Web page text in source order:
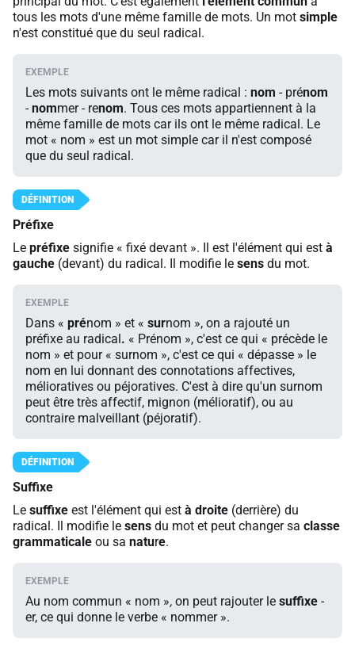
tous les mots d'une même famille de mots. Un mot simple
n'est constitué que du seul radical.
Les mots suivants ont le même radical : nom - prénom
- nommer - renom. Tous ces mots appartiennent à la
même famille de mots car ils ont le même radical. Le
mot « nom » est un mot simple car il n'est composé
que du seul radical.
Préfixe
Le préfixe signifie « fixé devant ». Il est l'élément qui est à
gauche (devant) du radical. Il modifie le sens du mot.
Dans « prénom » et « surnom », on a rajouté un
préfixe au radical. « Prénom », c'est ce qui « précède le
nom » et pour « surnom », c'est ce qui « dépasse » le
nom en lui donnant des connotations affectives,
mélioratives ou péjoratives. C'est à dire qu'un surnom
peut être très affectif, mignon (mélioratif), ou au
contraire malveillant (péjoratif).
Suffixe
Le suffixe est l'élément qui est à droite (derrière) du
radical. Il modifie le sens du mot et peut changer sa classe
grammaticale ou sa nature.
Au nom commun « nom », on peut rajouter le suffixe -
er, ce qui donne le verbe « nommer ».